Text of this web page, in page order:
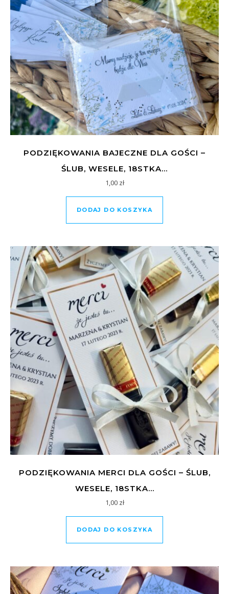
PODZIĘKOWANIA BAJECZNE DLA GOŚCI –
ŚLUB, WESELE, 18STKA…
1,00 zł
DODAJ DO KOSZYKA
PODZIĘKOWANIA MERCI DLA GOŚCI – ŚLUB,
WESELE, 18STKA…
1,00 zł
DODAJ DO KOSZYKA